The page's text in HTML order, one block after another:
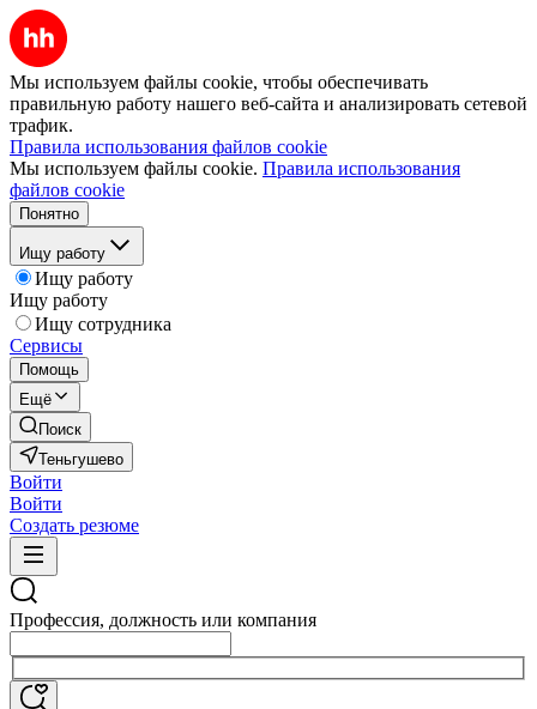
Мы используем файлы cookie, чтобы обеспечивать
правильную работу нашего веб-сайта и анализировать сетевой
трафик.
Правила использования файлов cookie
Мы используем файлы cookie. Правила использования
файлов cookie
Понятно
Ищу работу
Ищу работу
Ищу работу
Ищу сотрудника
Сервисы
Помощь
Ещё
Поиск
Теньгушево
Войти
Войти
Создать резюме
Профессия, должность или компания